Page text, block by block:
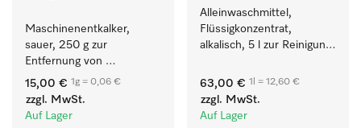
Maschinenentkalker,
sauer, 250 g zur
Entfernung von
hartnäckigen
Kalkablagerungen.
15,00 € 1g = 0,06 €
zzgl. MwSt.
Auf Lager
Alleinwaschmittel,
Flüssigkonzentrat,
alkalisch, 5 l zur Reinigung
farbechter Buntwäsche.
63,00 € 1l = 12,60 €
zzgl. MwSt.
Auf Lager